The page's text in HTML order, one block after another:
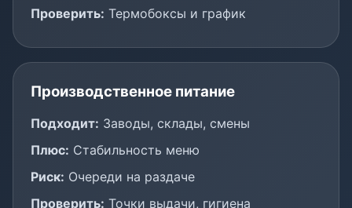
Проверить: Термобоксы и график
Производственное питание
Подходит: Заводы, склады, смены
Плюс: Стабильность меню
Риск: Очереди на раздаче
Проверить: Точки выдачи, гигиена